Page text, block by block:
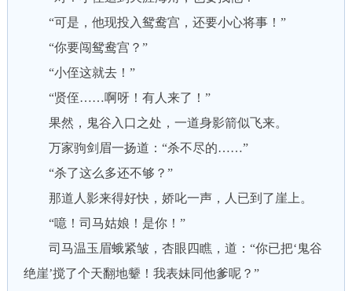
“可是，他现投入鸳鸯宫，还要小心将事！”
“你要闯鸳鸯宫？”
“小侄这就去！”
“贤侄……啊呀！有人来了！”
果然，鬼谷入口之处，一道身影箭似飞来。
万家驹剑眉一扬道：“杀不尽的……”
“杀了这么多还不够？”
那道人影来得好快，娇叱一声，人已到了崖上。
“噫！司马姑娘！是你！”
司马温玉眉蛾紧皱，杏眼四瞧，道：“你已把‘鬼谷
绝崖’搅了个天翻地颦！我表妹同他爹呢？”